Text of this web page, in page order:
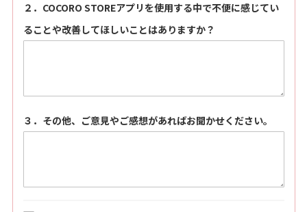
２．COCORO STOREアプリを使用する中で不便に感じてい
ることや改善してほしいことはありますか？
３．その他、ご意見やご感想があればお聞かせください。